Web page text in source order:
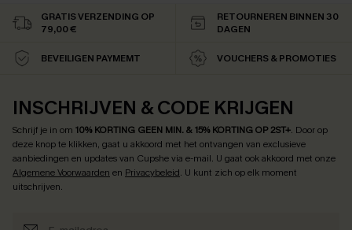
GRATIS VERZENDING OP
79,00 €
RETOURNEREN BINNEN 30
DAGEN
BEVEILIGEN PAYMEMT VOUCHERS & PROMOTIES
INSCHRIJVEN & CODE KRIJGEN
Schrijf je in om 10% KORTING GEEN MIN. & 15% KORTING OP 2ST+. Door op
deze knop te klikken, gaat u akkoord met het ontvangen van exclusieve
aanbiedingen en updates van Cupshe via e-mail. U gaat ook akkoord met onze
Algemene Voorwaarden en Privacybeleid. U kunt zich op elk moment
uitschrijven.